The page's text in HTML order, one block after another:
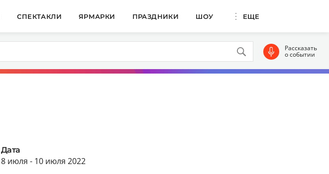
СПЕКТАКЛИ ЯРМАРКИ ПРАЗДНИКИ ШОУ ЕЩЕ
Рассказать
о событии
Дата
8 июля - 10 июля 2022